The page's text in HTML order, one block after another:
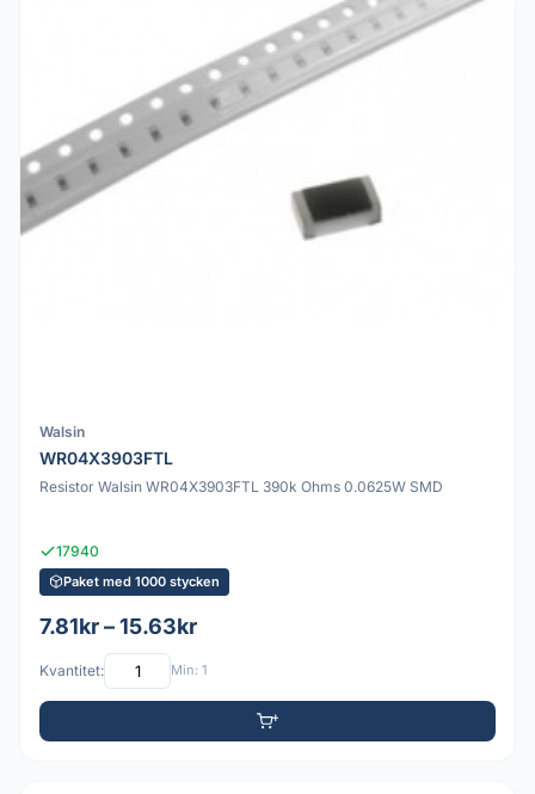
Walsin
WR04X3903FTL
Resistor Walsin WR04X3903FTL 390k Ohms 0.0625W SMD
17940
Paket med 1000 stycken
7.81kr – 15.63kr
Kvantitet: Min: 1